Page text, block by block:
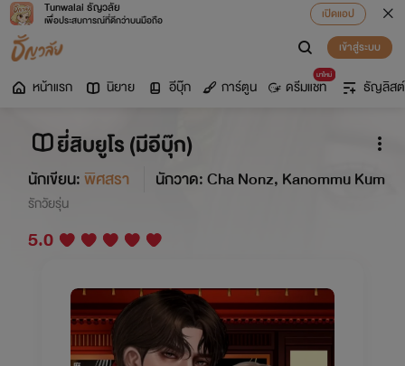
Tunwalai ธัญวลัย
เพื่อประสบการณ์ที่ดีกว่าบนมือถือ
เปิดแอป
เข้าสู่ระบบ
หน้าแรก นิยาย อีบุ๊ก การ์ตูน
มาใหม่
ดรีมแชท ธัญลิสต์
ยี่สิบยูโร (มีอีบุ๊ก)
นักเขียน:พิศสรา นักวาด: Cha Nonz, Kanommu Kum
รักวัยรุ่น
5.0